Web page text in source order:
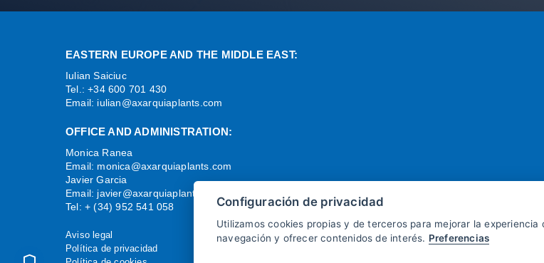
EASTERN EUROPE AND THE MIDDLE EAST:
Iulian Saiciuc
Tel.: +34 600 701 430
Email: iulian@axarquiaplants.com
OFFICE AND ADMINISTRATION:
Monica Ranea
Email: monica@axarquiaplants.com
Javier Garcia
Email: javier@axarquiaplants.com
Tel: + (34) 952 541 058
Aviso legal
Política de privacidad
Configuración de privacidad
Utilizamos cookies propias y de terceros para mejorar la experiencia
navegación y ofrecer contenidos de interés. Preferencias